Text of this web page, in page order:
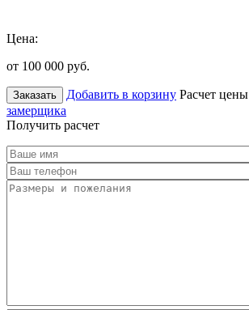
Цена:
от 100 000 руб.
Заказать Добавить в корзину Расчет цены
замерщика
Получить расчет